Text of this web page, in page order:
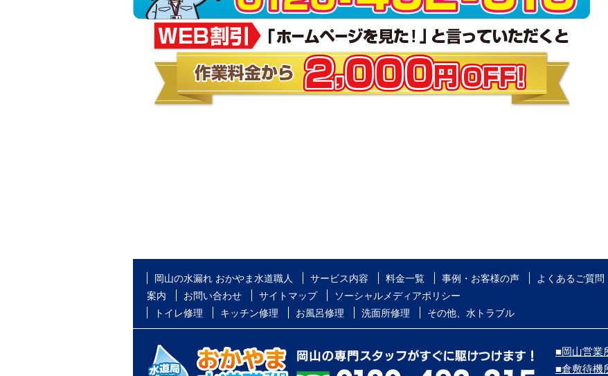
岡山の水漏れ おかやま水道職人 サービス内容 料金一覧 事例・お客様の声 よくあるご質問
案内
お問い合わせ サイトマップ
ソーシャルメディアポリシー
トイレ修理
キッチン修理 お風呂修理 洗面所修理 その他、水トラブル
■岡山営業
■倉敷待機